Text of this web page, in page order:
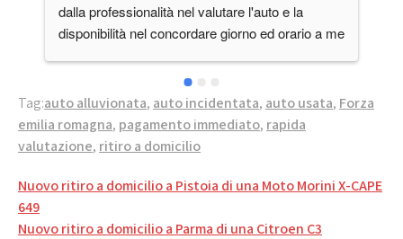
dalla professionalità nel valutare l'auto e la
disponibilità nel concordare giorno ed orario a me
consiglio.Grazie, vi terrò presente in futuro.
Tag:auto alluvionata, auto incidentata, auto usata, Forza
emilia romagna, pagamento immediato, rapida
valutazione, ritiro a domicilio
Navigazione
articoli
Nuovo ritiro a domicilio a Pistoia di una Moto Morini X-CAPE
649
Nuovo ritiro a domicilio a Parma di una Citroen C3